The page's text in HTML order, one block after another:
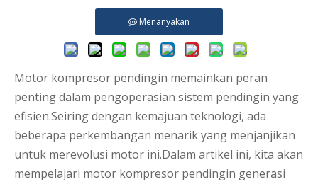
Menanyakan
Motor kompresor pendingin memainkan peran
penting dalam pengoperasian sistem pendingin yang
efisien.Seiring dengan kemajuan teknologi, ada
beberapa perkembangan menarik yang menjanjikan
untuk merevolusi motor ini.Dalam artikel ini, kita akan
mempelajari motor kompresor pendingin generasi